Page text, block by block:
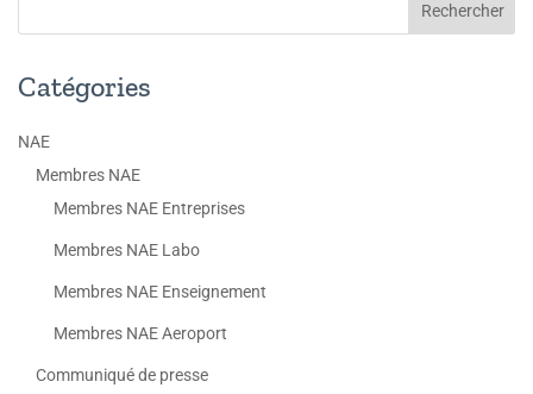
Catégories
NAE
Membres NAE
Membres NAE Entreprises
Membres NAE Labo
Membres NAE Enseignement
Membres NAE Aeroport
Communiqué de presse